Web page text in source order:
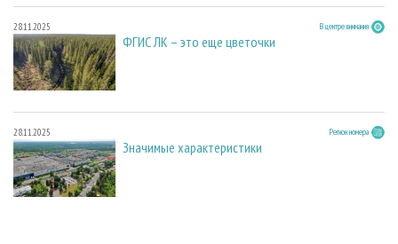
28.11.2025 В центре внимания
ФГИС ЛК – это еще цветочки
28.11.2025 Регион номера
Значимые характеристики